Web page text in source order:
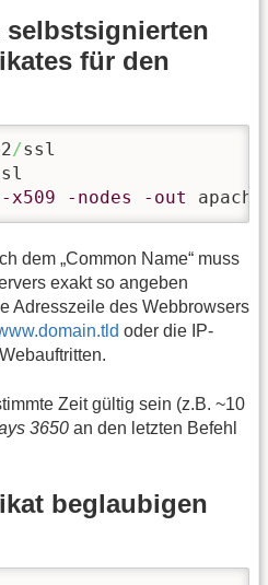
für den
/
-x509 -nodes -out
dem „Common Name“ muss
exakt so angeben
Adresszeile des Webbrowsers
oder die IP-
Zeit gültig sein (z.B. ~10
3650 an den letzten Befehl
beglaubigen